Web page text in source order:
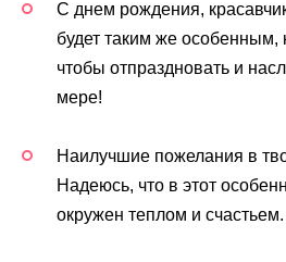
С днем рождения,
будет таким же
чтобы отпраздновать и
мере!
Наилучшие пожелания в
Надеюсь, что в этот
окружен теплом и счастьем.